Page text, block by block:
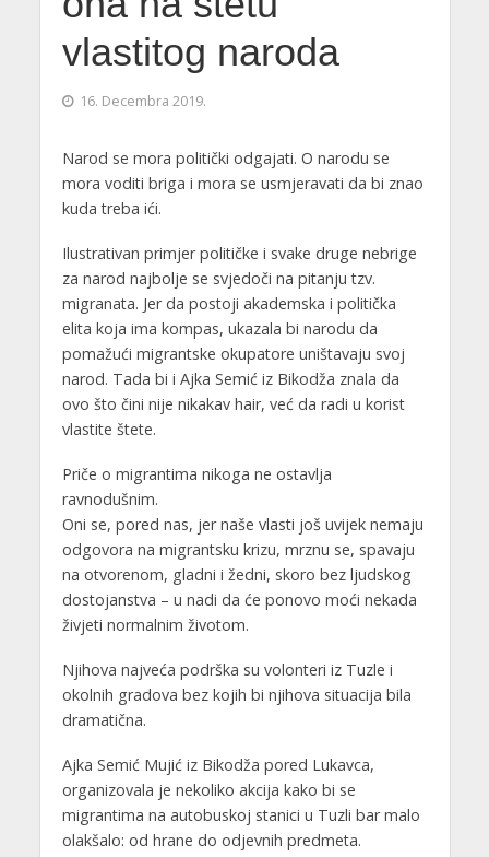
vlastitog naroda
16. Decembra 2019.
Narod se mora politički odgajati. O narodu se
mora voditi briga i mora se usmjeravati da bi znao
kuda treba ići.
Ilustrativan primjer političke i svake druge nebrige
za narod najbolje se svjedoči na pitanju tzv.
migranata. Jer da postoji akademska i politička
elita koja ima kompas, ukazala bi narodu da
pomažući migrantske okupatore uništavaju svoj
narod. Tada bi i Ajka Semić iz Bikodža znala da
ovo što čini nije nikakav hair, već da radi u korist
vlastite štete.
Priče o migrantima nikoga ne ostavlja
ravnodušnim.
Oni se, pored nas, jer naše vlasti još uvijek nemaju
odgovora na migrantsku krizu, mrznu se, spavaju
na otvorenom, gladni i žedni, skoro bez ljudskog
dostojanstva – u nadi da će ponovo moći nekada
živjeti normalnim životom.
Njihova najveća podrška su volonteri iz Tuzle i
okolnih gradova bez kojih bi njihova situacija bila
dramatična.
Ajka Semić Mujić iz Bikodža pored Lukavca,
organizovala je nekoliko akcija kako bi se
migrantima na autobuskoj stanici u Tuzli bar malo
olakšalo: od hrane do odjevnih predmeta.